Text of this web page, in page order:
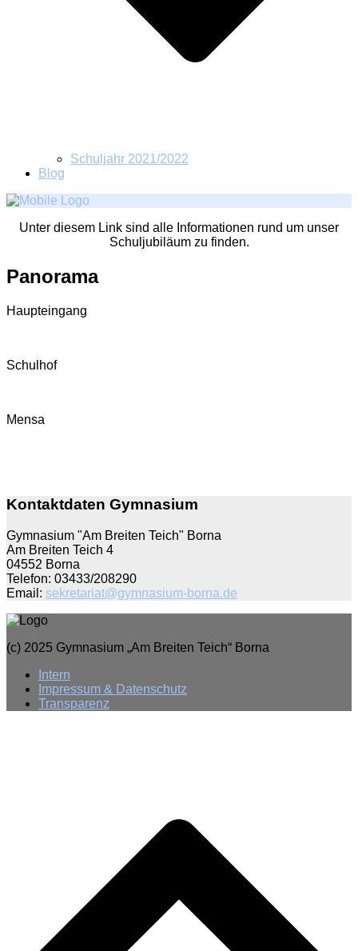
Schuljahr 2021/2022
Blog
Unter diesem Link sind alle Informationen rund um unser
Schuljubiläum zu finden.
Panorama
Haupteingang
Schulhof
Mensa
Kontaktdaten Gymnasium
Gymnasium "Am Breiten Teich" Borna
Am Breiten Teich 4
04552 Borna
Telefon: 03433/208290
Email: sekretariat@gymnasium-borna.de
(c) 2025 Gymnasium „Am Breiten Teich“ Borna
Intern
Impressum & Datenschutz
Transparenz